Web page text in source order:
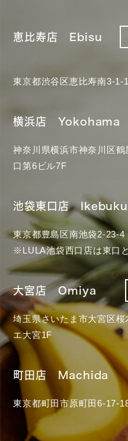
恵比寿店 Ebisu
東京都渋谷区恵比寿南3-
横浜店 Yokohama
神奈川県横浜市神奈川区
口第6ビル7F
池袋東口店
東京都豊島区南池袋2-23-
※LULA池袋西口店は東口
大宮店 Omiya
埼玉県さいたま市大宮区
エ大宮1F
町田店 Machida
東京都町田市原町田6-